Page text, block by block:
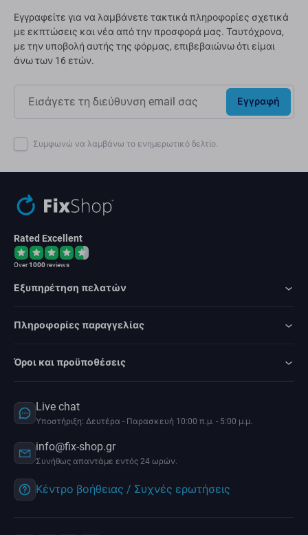
Εγγραφείτε για να λαμβάνετε τακτικά πληροφορίες σχετικά
με εκπτώσεις και νέα από την προσφορά μας. Ταυτόχρονα,
με την υποβολή αυτής της φόρμας, επιβεβαιώνω ότι είμαι
άνω των 16 ετών.
Εγγραφή
Συμφωνώ να λαμβάνω το ενημερωτικό δελτίο.
Rated Excellent
Over1000reviews
Εξυπηρέτηση πελατών
Πληροφορίες παραγγελίας
Όροι και προϋποθέσεις
Live chat
Υποστήριξη: Δευτέρα - Παρασκευή 10:00 π.μ. - 5:00 μ.μ.
info@fix-shop.gr
Συνήθως απαντάμε εντός 24 ωρών.
Κέντρο βοήθειας / Συχνές ερωτήσεις